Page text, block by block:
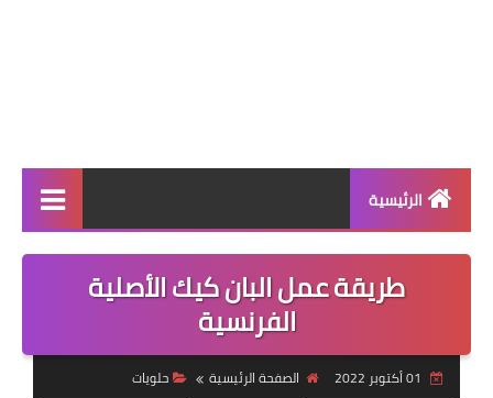
الرئيسية
الرئيسية
أطباق ووجبات
أطباق رئيسية
طريقة عمل البان كيك الأصلية
الفرنسية
الصفحة الرئيسية
حلويات